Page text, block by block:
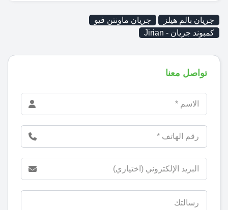
جريان بالم هيلز
جريان ماونتن فيو
كمبوند جريان - Jirian
تواصل معنا